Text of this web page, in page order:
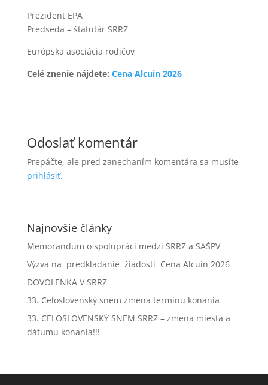
Prezident EPA
Predseda – štatutár SRRZ
Európska asociácia rodičov
Celé znenie nájdete: Cena Alcuin 2026
Odoslať komentár
Prepáčte, ale pred zanechaním komentára sa musíte
prihlásiť.
Najnovšie články
Memorandum o spolupráci medzi SRRZ a SAŠPV
Výzva na predkladanie žiadostí Cena Alcuin 2026
DOVOLENKA V SRRZ
33. Celoslovenský snem zmena termínu konania
33. CELOSLOVENSKÝ SNEM SRRZ – zmena miesta a
dátumu konania!!!